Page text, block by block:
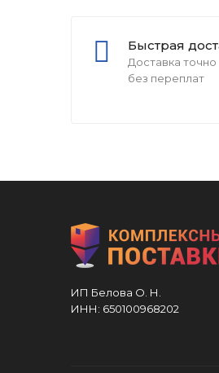
Быстрая
Доставка точно
без переплат
ИП Белова О. Н.
ИНН: 650100968202